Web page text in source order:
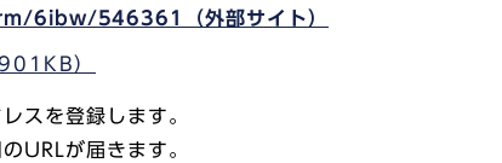
6ibw/546361（外部サイト）
）
スを登録します。
URLが届きます。